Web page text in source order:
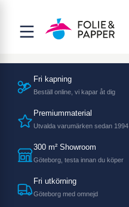
Fri kapning
Beställ online, vi kapar åt dig
Premiummaterial
Utvalda varumärken sedan 1994
300 m² Showroom
Göteborg, testa innan du köper
Fri utkörning
Göteborg med omnejd